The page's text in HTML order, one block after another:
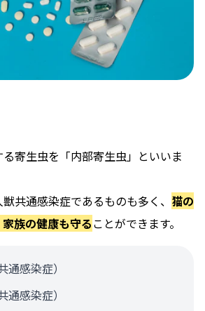
寄生虫を「内部寄生虫」といいま
共通感染症であるものも多く、 猫の
族の健康も守ることができます。
通感染症）
通感染症）